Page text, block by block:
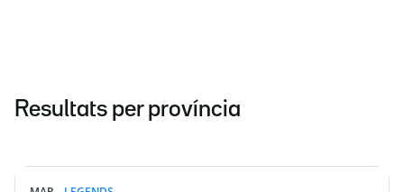
Resultats per província